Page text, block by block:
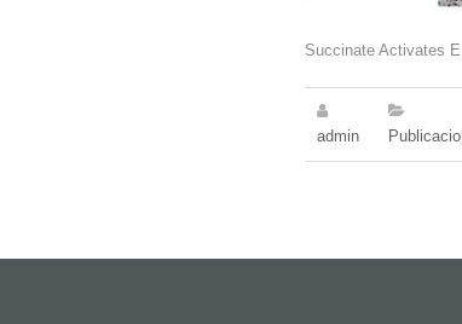
Succinate Activates
admin